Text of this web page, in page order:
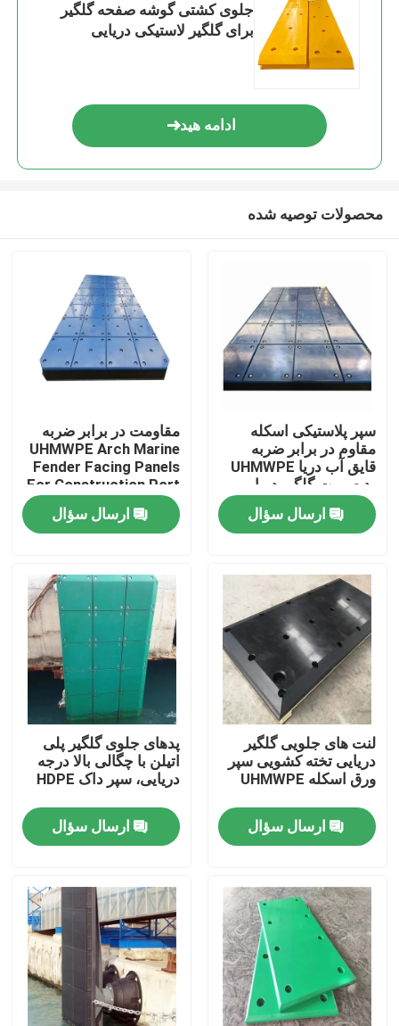
صفحه اصلی
درباره ما
تور کارخانه
کنترل کیفیت
با ما تماس بگیرید
اخبار
ورق های پلاستیک پلی اتیلن
لاینر UHMWPE
تشک های محافظ زمین
جلوی کشتی گوشه صفحه گلگیر
برای گلگیر لاستیکی دریایی
ادامه هید
محصولات توصیه شده
سپر پلاستیکی اسکله
مقاوم در برابر ضربه
قایق آب دریا UHMWPE
پد صورت گلگیر دریایی
ارسال سؤال
مقاومت در برابر ضربه
UHMWPE Arch Marine
Fender Facing Panels
For Construction Port
Sea
ارسال سؤال
لنت های جلویی گلگیر
دریایی تخته کشویی سپر
ورق اسکله UHMWPE
ارسال سؤال
پدهای جلوی گلگیر پلی
اتیلن با چگالی بالا درجه
دریایی، سپر داک HDPE
ارسال سؤال